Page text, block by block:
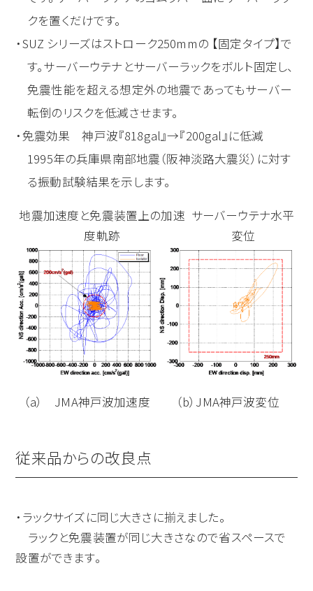
クを置くだけです。
SUZ シリーズはストローク250mmの 【固定タイプ】で
す。サーバーウテナとサーバーラックをボルト固定し、
免震性能を超える想定外の地震であってもサーバー
転倒のリスクを低減させます。
免震効果 神戸波『818gal』→『200gal』に低減
1995年の兵庫県南部地震（阪神淡路大震災）に対す
る振動試験結果を示します。
地震加速度と免震装置上の加速
度軌跡
サーバーウテナ水平
変位
（a） JMA神戸波加速度 （b）JMA神戸波変位
従来品からの改良点
・ラックサイズに同じ大きさに揃えました。
ラックと免震装置が同じ大きさなので省スペースで
設置ができます。